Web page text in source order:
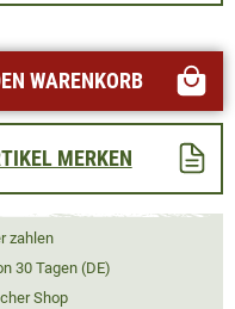
WARENKORB
MERKEN
zahlen
30 Tagen (DE)
Shop